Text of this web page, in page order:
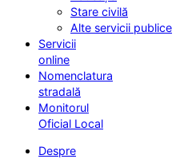
Stare civilă
Alte servicii publice
Servicii
online
Nomenclatura
stradală
Monitorul
Oficial Local
Despre